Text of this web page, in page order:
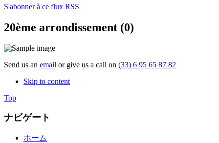
S'abonner à ce flux RSS
20ème arrondissement (0)
Send us an email or give us a call on (33) 6 95 65 87 82
Skip to content
Top
ナビゲート
ホーム